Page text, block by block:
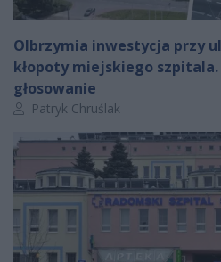
Olbrzymia inwestycja przy
kłopoty miejskiego
głosowanie
Autor artykułu:
Patryk Chruślak